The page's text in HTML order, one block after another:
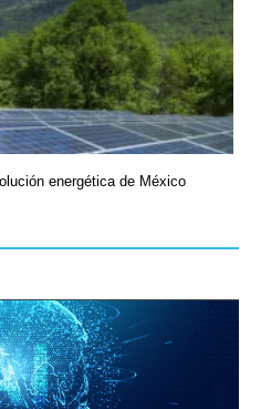
energética de México